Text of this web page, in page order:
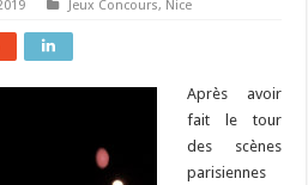
Jeux Concours, Nice
Après avoir
fait le tour
des scènes
parisiennes